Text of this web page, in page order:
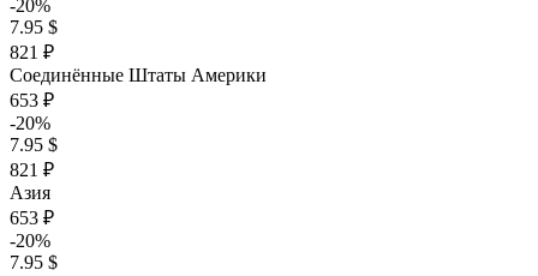
-20%
7.95 $
821 ₽
Соединённые Штаты Америки
653 ₽
-20%
7.95 $
821 ₽
Азия
653 ₽
-20%
7.95 $